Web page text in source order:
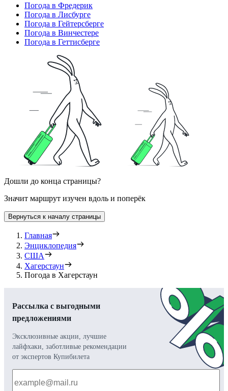
Погода в Фредерик
Погода в Лисбурге
Погода в Гейтерсберге
Погода в Винчестере
Погода в Геттисберге
Дошли до конца страницы?
Значит маршрут изучен вдоль и поперёк
Вернуться к началу страницы
Главная
Энциклопедия
США
Хагерстаун
Погода в Хагерстаун
Рассылка с выгодными
предложениями
Эксклюзивные акции, лучшие
лайфхаки, заботливые рекомендации
от экспертов Купибилета